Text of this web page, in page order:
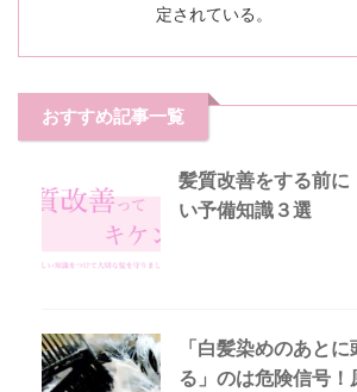
定されている。
おすすめ記事一覧
髪質改善をする前に
い予備知識３選
「白髪染めのあと
る」のは危険信号！